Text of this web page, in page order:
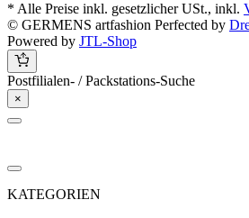
* Alle Preise inkl. gesetzlicher USt., inkl.
© GERMENS artfashion Perfected by
Powered by JTL-Shop
Postfilialen- / Packstations-Suche
×
KATEGORIEN